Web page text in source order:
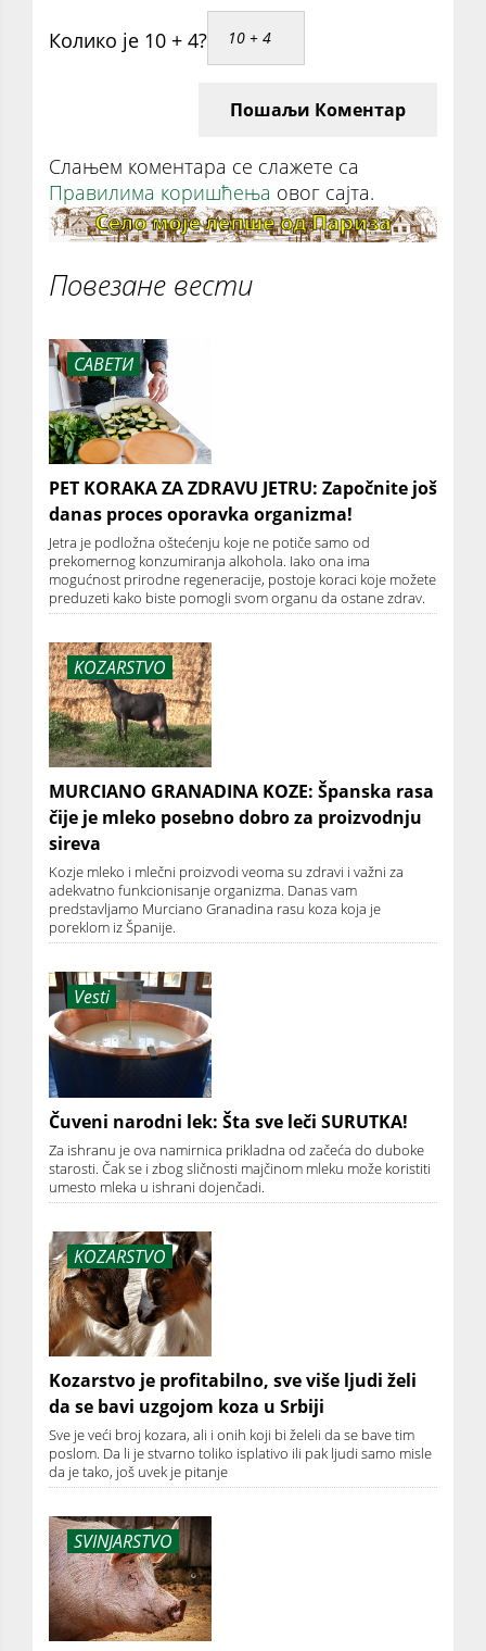
Колико је 10 + 4?
Пошаљи Коментар
Слањем коментара се слажете са
Правилима коришћења овог сајта.
Повезане вести
САВЕТИ
PET KORAKA ZA ZDRAVU JETRU: Započnite još
danas proces oporavka organizma!
Jetra je podložna oštećenju koje ne potiče samo od
prekomernog konzumiranja alkohola. Iako ona ima
mogućnost prirodne regeneracije, postoje koraci koje možete
preduzeti kako biste pomogli svom organu da ostane zdrav.
KOZARSTVO
MURCIANO GRANADINA KOZE: Španska rasa
čije je mleko posebno dobro za proizvodnju
sireva
Kozje mleko i mlečni proizvodi veoma su zdravi i važni za
adekvatno funkcionisanje organizma. Danas vam
predstavljamo Murciano Granadina rasu koza koja je
poreklom iz Španije.
Vesti
Čuveni narodni lek: Šta sve leči SURUTKA!
Za ishranu je ova namirnica prikladna od začeća do duboke
starosti. Čak se i zbog sličnosti majčinom mleku može koristiti
umesto mleka u ishrani dojenčadi.
KOZARSTVO
Kozarstvo je profitabilno, sve više ljudi želi
da se bavi uzgojom koza u Srbiji
Sve je veći broj kozara, ali i onih koji bi želeli da se bave tim
poslom. Da li je stvarno toliko isplativo ili pak ljudi samo misle
da je tako, još uvek je pitanje
SVINJARSTVO